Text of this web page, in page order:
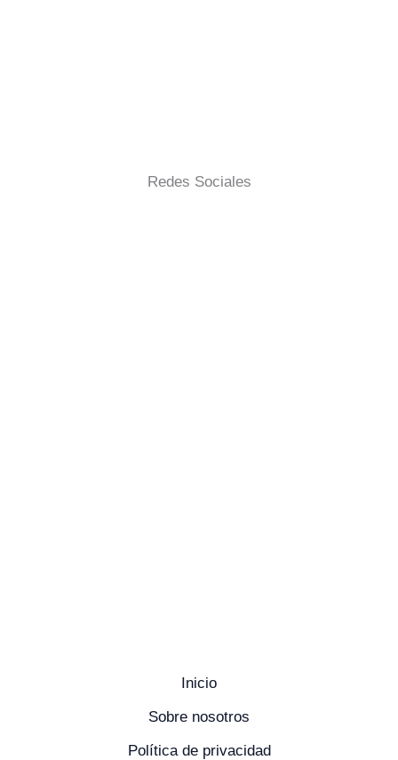
Redes Sociales
Síguenos
Inicio
Sobre nosotros
Política de privacidad